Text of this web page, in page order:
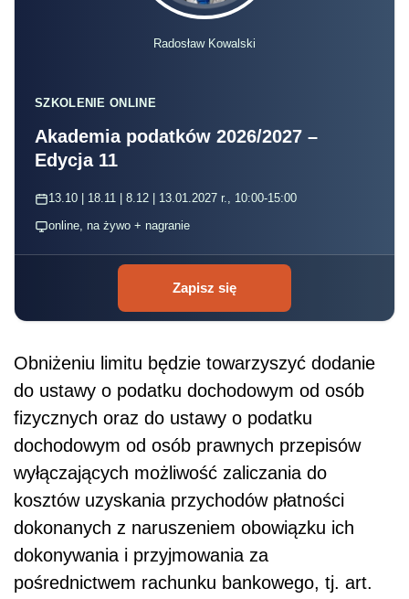
Radosław Kowalski
SZKOLENIE ONLINE
Akademia podatków 2026/2027 –
Edycja 11
13.10 | 18.11 | 8.12 | 13.01.2027 r., 10:00-15:00
online, na żywo + nagranie
Zapisz się
Obniżeniu limitu będzie towarzyszyć dodanie
do ustawy o podatku dochodowym od osób
fizycznych oraz do ustawy o podatku
dochodowym od osób prawnych przepisów
wyłączających możliwość zaliczania do
kosztów uzyskania przychodów płatności
dokonanych z naruszeniem obowiązku ich
dokonywania i przyjmowania za
pośrednictwem rachunku bankowego, tj. art.